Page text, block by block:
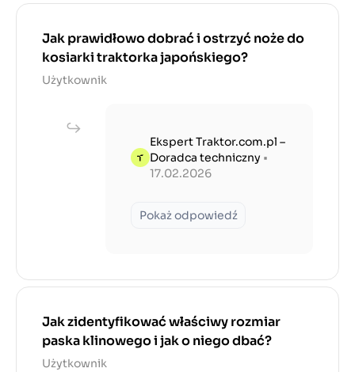
Jak prawidłowo dobrać i ostrzyć noże do
kosiarki traktorka japońskiego?
Użytkownik
Ekspert Traktor.com.pl –
Doradca techniczny •
17.02.2026
Pokaż odpowiedź
Jak zidentyfikować właściwy rozmiar
paska klinowego i jak o niego dbać?
Użytkownik